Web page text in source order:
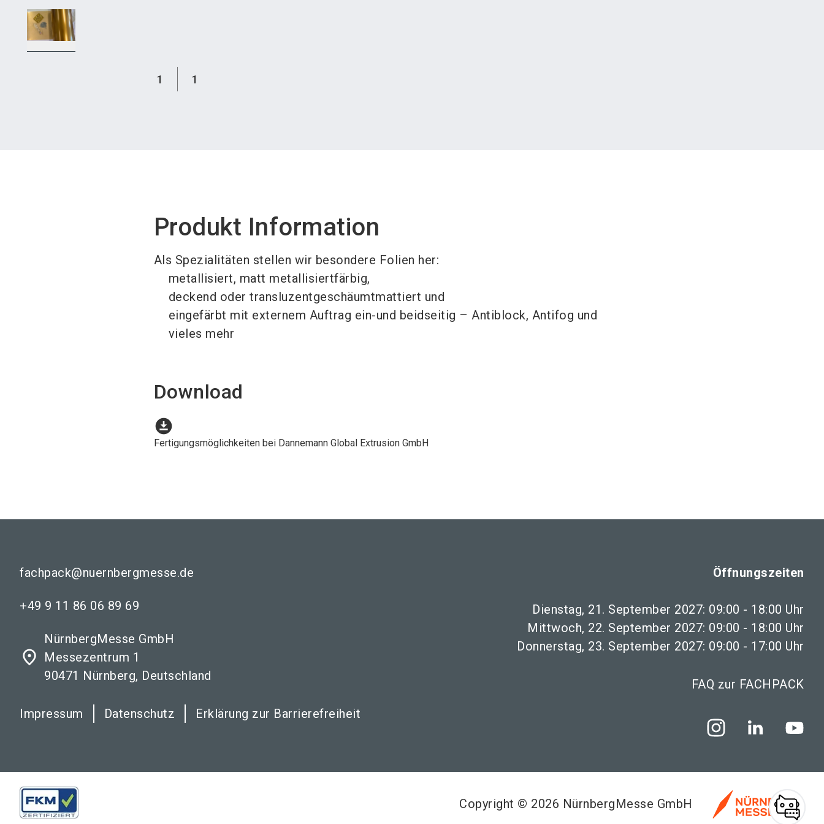
1 1
Produkt Information
Als Spezialitäten stellen wir besondere Folien her:
metallisiert, matt metallisiertfärbig,
deckend oder transluzentgeschäumtmattiert und
eingefärbt mit externem Auftrag ein-und beidseitig – Antiblock, Antifog und
vieles mehr
Download
download_for_offline
Fertigungsmöglichkeiten bei Dannemann Global Extrusion GmbH
fachpack@nuernbergmesse.de
+49 9 11 86 06 89 69
place
NürnbergMesse GmbH
Messezentrum 1
90471 Nürnberg, Deutschland
Impressum Datenschutz Erklärung zur Barrierefreiheit
Öffnungszeiten
Dienstag, 21. September 2027: 09:00 - 18:00 Uhr
Mittwoch, 22. September 2027: 09:00 - 18:00 Uhr
Donnerstag, 23. September 2027: 09:00 - 17:00 Uhr
FAQ zur FACHPACK
Copyright © 2026 NürnbergMesse GmbH